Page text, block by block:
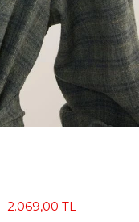
2.069,00 TL